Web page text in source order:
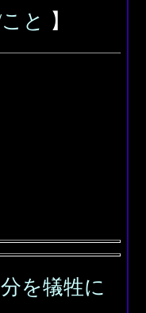
と 】
を犠牲に